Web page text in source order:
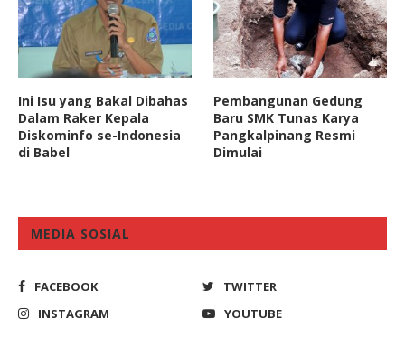
Ini Isu yang Bakal Dibahas
Dalam Raker Kepala
Diskominfo se-Indonesia
di Babel
Pembangunan Gedung
Baru SMK Tunas Karya
Pangkalpinang Resmi
Dimulai
MEDIA SOSIAL
FACEBOOK
TWITTER
INSTAGRAM
YOUTUBE